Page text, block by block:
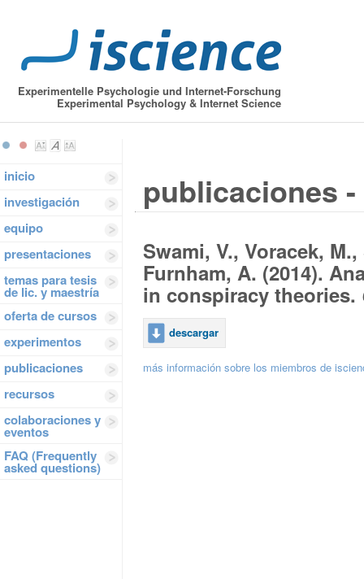
Experimentelle Psychologie und Internet-Forschung
Experimental Psychology & Internet Science
inicio
investigación
equipo
presentaciones
temas para tesis
de lic. y maestría
oferta de cursos
experimentos
publicaciones
recursos
colaboraciones y
eventos
FAQ (Frequently
asked questions)
publicaciones
Swami, V., Voracek,
Furnham, A. (2014).
in conspiracy theories.
descargar
más información sobre los miembros de